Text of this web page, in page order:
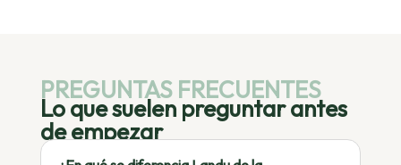
PREGUNTAS FRECUENTES
Lo que suelen preguntar antes
de empezar